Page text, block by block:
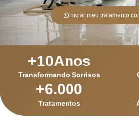
Iniciar meu tratamento
Transformando Sorrisos
+10Anos
Tratamentos
+6.000